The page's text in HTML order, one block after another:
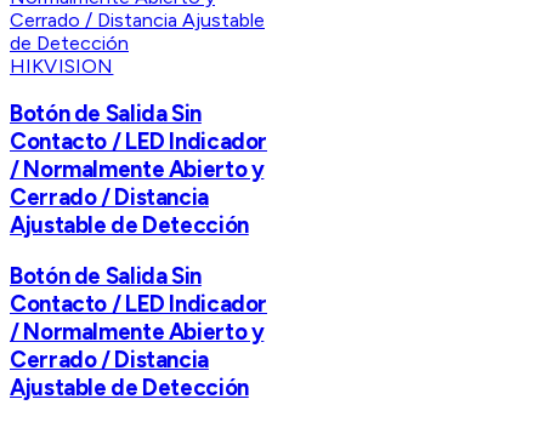
HIKVISION
Botón de Salida Sin
Contacto / LED Indicador
/ Normalmente Abierto y
Cerrado / Distancia
Ajustable de Detección
Botón de Salida Sin
Contacto / LED Indicador
/ Normalmente Abierto y
Cerrado / Distancia
Ajustable de Detección